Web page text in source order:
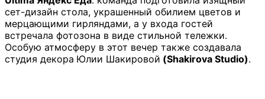
сет-дизайн стола, украшенный обилием цветов и
мерцающими гирляндами, а у входа гостей
встречала фотозона в виде стильной тележки.
Особую атмосферу в этот вечер также создавала
студия декора Юлии Шакировой (Shakirova Studio).